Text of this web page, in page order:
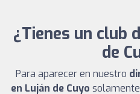
¿Tienes un club
de
Para aparecer en nuestro
en Luján de Cuyo